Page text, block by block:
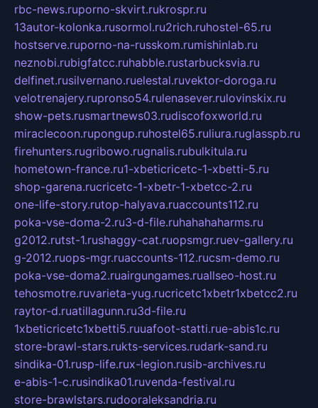
rbc-news.ruporno-skvirt.rukrospr.ru
13autor-kolonka.rusormol.ru2rich.ruhostel-65.ru
hostserve.ruporno-na-russkom.rumishinlab.ru
neznobi.rubigfatcc.ruhabble.rustarbucksvia.ru
delfinet.rusilvernano.ruelestal.ruvektor-doroga.ru
velotrenajery.rupronso54.rulenasever.rulovinskix.ru
show-pets.rusmartnews03.rudiscofoxworld.ru
miraclecoon.rupongup.ruhostel65.ruliura.ruglasspb.ru
firehunters.rugribowo.rugnalis.rubulkitula.ru
hometown-france.ru1-xbeticricetc-1-xbetti-5.ru
shop-garena.rucricetc-1-xbetr-1-xbetcc-2.ru
one-life-story.rutop-halyava.ruaccounts112.ru
poka-vse-doma-2.ru3-d-file.ruhahahaharms.ru
g2012.rutst-1.rushaggy-cat.ruopsmgr.ruev-gallery.ru
g-2012.ruops-mgr.ruaccounts-112.rucsm-demo.ru
poka-vse-doma2.ruairgungames.ruallseo-host.ru
tehosmotre.ruvarieta-yug.rucricetc1xbetr1xbetcc2.ru
raytor-d.ruatillagunn.ru3d-file.ru
1xbeticricetc1xbetti5.ruuafoot-statti.rue-abis1c.ru
store-brawl-stars.rukts-services.rudark-sand.ru
sindika-01.rusp-life.rux-legion.rusib-archives.ru
e-abis-1-c.rusindika01.ruvenda-festival.ru
store-brawlstars.rudooraleksandria.ru